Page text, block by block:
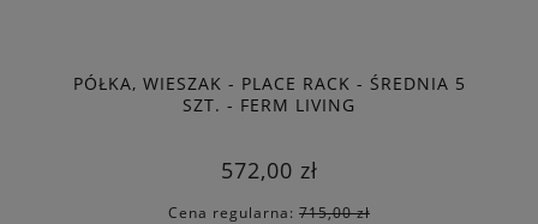
PÓŁKA, WIESZAK - PLACE RACK - ŚREDNIA 5
SZT. - FERM LIVING
572,00 zł
Cena regularna: 715,00 zł